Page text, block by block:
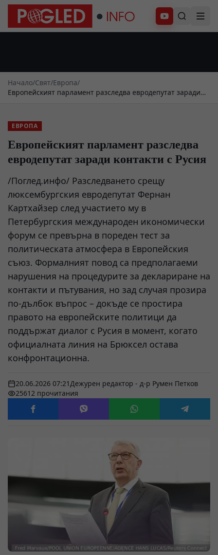
Абонирай се
Начало/Свят/Европа/
Европейският парламент разследва евродепутат заради
ЕВРОПА
Европейският парламент разследва
евродепутат заради контакти с Русия
/Поглед.инфо/ Разследването срещу
люксембургския евродепутат Фернан
Картхайзер след участието му в
Петербургския международен икономически
форум се превърна в пореден тест за
политическата атмосфера в Европейския
съюз. Формалният повод са предполагаеми
нарушения на процедурите за деклариране на
контакти и пътувания, но зад случая прозира
по-дълбок въпрос – докъде се простира
правото на европейските политици да
поддържат диалог с Русия в момент, когато
официалната линия на Брюксел остава
конфронтационна.
20.06.2026 07:21Дежурен редактор - д-р Румен Петков
25612 прочитания